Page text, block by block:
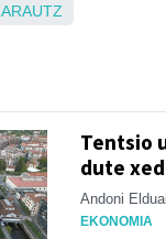
Tentsio
dute
Andoni
EKONOMIA